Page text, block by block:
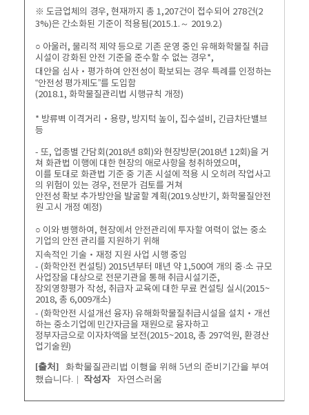
※ 도금업체의 경우, 현재까지 총 1,207건이 접수되어 278건(2
3%)은 간소화된 기준이 적용됨(2015.1.～ 2019.2.)
○ 아울러, 물리적 제약 등으로 기존 운영 중인 유해화학물질 취급
시설이 강화된 안전 기준을 준수할 수 없는 경우*,
대안을 심사‧평가하여 안전성이 확보되는 경우 특례를 인정하는
“안전성 평가제도”를 도입함
(2018.1, 화학물질관리법 시행규칙 개정)
* 방류벽 이격거리‧용량, 방지턱 높이, 집수설비, 긴급차단밸브
등
- 또, 업종별 간담회(2018년 8회)와 현장방문(2018년 12회)을 거
쳐 화관법 이행에 대한 현장의 애로사항을 청취하였으며,
이를 토대로 화관법 기준 중 기존 시설에 적용 시 오히려 작업사고
의 위험이 있는 경우, 전문가 검토를 거쳐
안전성 확보 추가방안을 발굴할 계획(2019.상반기, 화학물질안전
원 고시 개정 예정)
○ 이와 병행하여, 현장에서 안전관리에 투자할 여력이 없는 중소
기업의 안전 관리를 지원하기 위해
지속적인 기술‧재정 지원 사업 시행 중임
- (화학안전 컨설팅) 2015년부터 매년 약 1,500여 개의 중·소 규모
사업장을 대상으로 전문기관을 통해 취급시설기준,
장외영향평가 작성, 취급자 교육에 대한 무료 컨설팅 실시(2015~
2018, 총 6,009개소)
- (화학안전 시설개선 융자) 유해화학물질취급시설을 설치‧개선
하는 중소기업에 민간자금을 재원으로 융자하고
정부자금으로 이자차액을 보전(2015~2018, 총 297억원, 환경산
업기술원)
[출처]
화학물질관리법 이행을 위해 5년의 준비기간을 부여
했습니다. | 작성자 자연스러움